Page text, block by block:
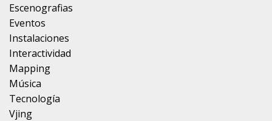
Escenografias
Eventos
Instalaciones
Interactividad
Mapping
Música
Tecnología
Vjing